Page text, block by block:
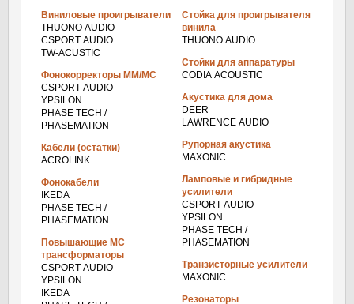
Виниловые проигрыватели
THUONO AUDIO
CSPORT AUDIO
TW-ACUSTIC
Фонокорректоры ММ/МС
CSPORT AUDIO
YPSILON
PHASE TECH /
PHASEMATION
Кабели (остатки)
ACROLINK
Фонокабели
IKEDA
PHASE TECH /
PHASEMATION
Повышающие МС
трансформаторы
CSPORT AUDIO
YPSILON
IKEDA
Стойка для проигрывателя
винила
THUONO AUDIO
Стойки для аппаратуры
CODIA ACOUSTIC
Акустика для дома
DEER
LAWRENCE AUDIO
Рупорная акустика
MAXONIC
Ламповые и гибридные
усилители
CSPORT AUDIO
YPSILON
PHASE TECH /
PHASEMATION
Транзисторные усилители
MAXONIC
Резонаторы